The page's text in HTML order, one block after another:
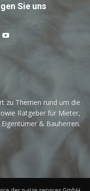
Sie uns
zu Themen rund um die
Ratgeber für Mieter,
& Bauherren.